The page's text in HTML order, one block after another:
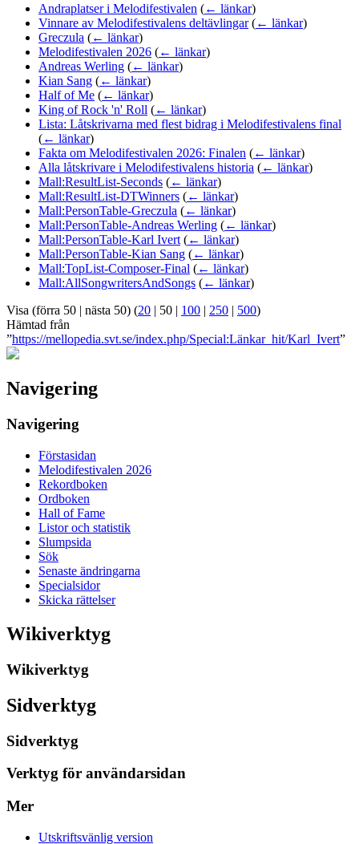
Andraplatser i Melodifestivalen (← länkar)
Vinnare av Melodifestivalens deltävlingar (← länkar)
Greczula (← länkar)
Melodifestivalen 2026 (← länkar)
Andreas Werling (← länkar)
Kian Sang (← länkar)
Half of Me (← länkar)
King of Rock 'n' Roll (← länkar)
Lista: Låtskrivarna med flest bidrag i Melodifestivalens final
(← länkar)
Fakta om Melodifestivalen 2026: Finalen (← länkar)
Alla låtskrivare i Melodifestivalens historia (← länkar)
Mall:ResultList-Seconds (← länkar)
Mall:ResultList-DTWinners (← länkar)
Mall:PersonTable-Greczula (← länkar)
Mall:PersonTable-Andreas Werling (← länkar)
Mall:PersonTable-Karl Ivert (← länkar)
Mall:PersonTable-Kian Sang (← länkar)
Mall:TopList-Composer-Final (← länkar)
Mall:AllSongwritersAndSongs (← länkar)
Visa (förra 50 | nästa 50) (20 | 50 | 100 | 250 | 500)
Hämtad från
”https://mellopedia.svt.se/index.php/Special:Länkar_hit/Karl_Ivert”
Navigering
Navigering
Förstasidan
Melodifestivalen 2026
Rekordboken
Ordboken
Hall of Fame
Listor och statistik
Slumpsida
Sök
Senaste ändringarna
Specialsidor
Skicka rättelser
Wikiverktyg
Wikiverktyg
Sidverktyg
Sidverktyg
Verktyg för användarsidan
Mer
Utskriftsvänlig version